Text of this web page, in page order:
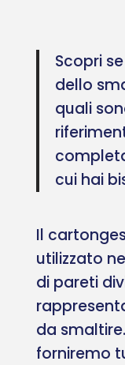
Scopri
dello
quali
cui hai
Il
utilizzato
di pareti
da
forniremo